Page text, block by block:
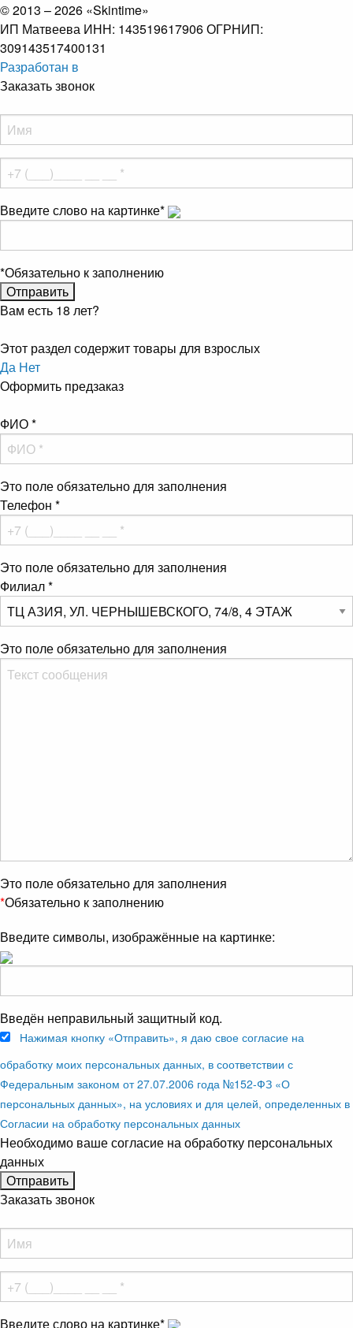
© 2013 – 2026 «Skintime»
ИП Матвеева ИНН: 143519617906 ОГРНИП:
309143517400131
Разработан в
Заказать звонок
Введите слово на картинке*
*Обязательно к заполнению
Вам есть 18 лет?
Этот раздел содержит товары для взрослых
Да Нет
Оформить предзаказ
ФИО*
Это поле обязательно для заполнения
Телефон *
Это поле обязательно для заполнения
Филиал*
Это поле обязательно для заполнения
Это поле обязательно для заполнения
*Обязательно к заполнению
Введите символы, изображённые на картинке:
Введён неправильный защитный код.
Нажимая кнопку «Отправить», я даю свое согласие на
обработку моих персональных данных, в соответствии с
Федеральным законом от 27.07.2006 года №152-ФЗ «О
персональных данных», на условиях и для целей, определенных в
Согласии на обработку персональных данных
Необходимо ваше согласие на обработку персональных
данных
Заказать звонок
Введите слово на картинке*